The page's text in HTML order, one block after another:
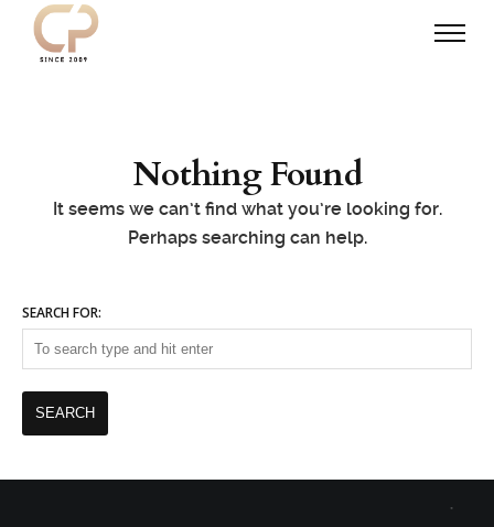
Nothing Found
It seems we can’t find what you’re looking for.
Perhaps searching can help.
SEARCH FOR: